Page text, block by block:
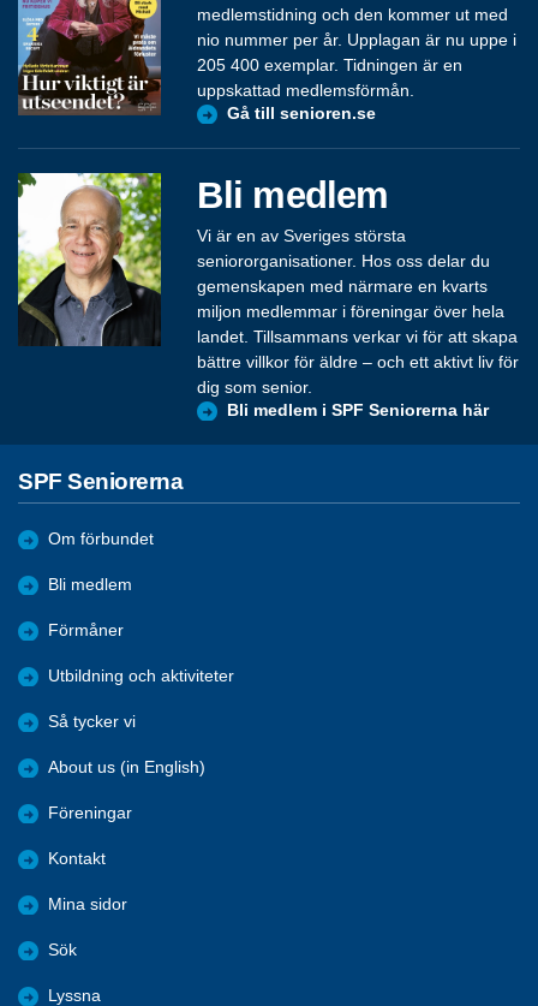
medlemstidning och den kommer ut med
nio nummer per år. Upplagan är nu uppe i
205 400 exemplar. Tidningen är en
uppskattad medlemsförmån.
Gå till senioren.se
Bli medlem
Vi är en av Sveriges största
seniororganisationer. Hos oss delar du
gemenskapen med närmare en kvarts
miljon medlemmar i föreningar över hela
landet. Tillsammans verkar vi för att skapa
bättre villkor för äldre – och ett aktivt liv för
dig som senior.
Bli medlem i SPF Seniorerna här
SPF Seniorerna
Om förbundet
Bli medlem
Förmåner
Utbildning och aktiviteter
Så tycker vi
About us (in English)
Föreningar
Kontakt
Mina sidor
Sök
Lyssna